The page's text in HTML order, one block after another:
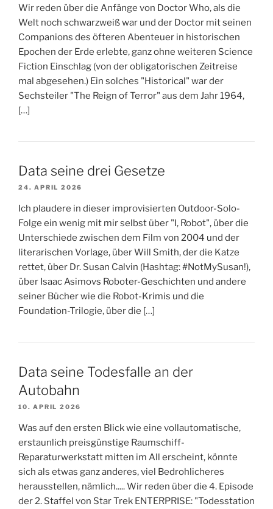
Wir reden über die Anfänge von Doctor Who, als die
Welt noch schwarzweiß war und der Doctor mit seinen
Companions des öfteren Abenteuer in historischen
Epochen der Erde erlebte, ganz ohne weiteren Science
Fiction Einschlag (von der obligatorischen Zeitreise
mal abgesehen.) Ein solches "Historical" war der
Sechsteiler "The Reign of Terror" aus dem Jahr 1964,
[…]
Data seine drei Gesetze
24. APRIL 2026
Ich plaudere in dieser improvisierten Outdoor-Solo-
Folge ein wenig mit mir selbst über "I, Robot", über die
Unterschiede zwischen dem Film von 2004 und der
literarischen Vorlage, über Will Smith, der die Katze
rettet, über Dr. Susan Calvin (Hashtag: #NotMySusan!),
über Isaac Asimovs Roboter-Geschichten und andere
seiner Bücher wie die Robot-Krimis und die
Foundation-Trilogie, über die […]
Data seine Todesfalle an der
Autobahn
10. APRIL 2026
Was auf den ersten Blick wie eine vollautomatische,
erstaunlich preisgünstige Raumschiff-
Reparaturwerkstatt mitten im All erscheint, könnte
sich als etwas ganz anderes, viel Bedrohlicheres
herausstellen, nämlich..... Wir reden über die 4. Episode
der 2. Staffel von Star Trek ENTERPRISE: "Todesstation